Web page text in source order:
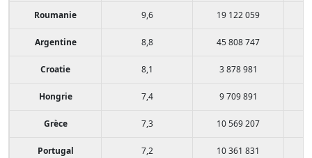
Roumanie 9,6 19 122 059
Argentine 8,8 45 808 747
Croatie 8,1 3 878 981
Hongrie 7,4 9 709 891
Grèce 7,3 10 569 207
Portugal 7,2 10 361 831